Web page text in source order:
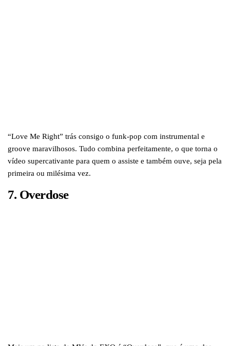
“Love Me Right” trás consigo o funk-pop com instrumental e
groove maravilhosos. Tudo combina perfeitamente, o que torna o
vídeo supercativante para quem o assiste e também ouve, seja pela
primeira ou milésima vez.
7. Overdose